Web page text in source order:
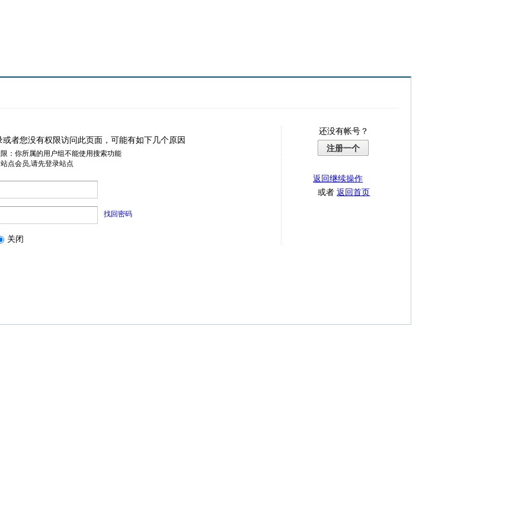
或者您没有权限访问此页面，可能有如下几个原因
：你所属的用户组不能使用搜索功能
点会员,请先登录站点
找回密码
关闭
还没有帐号？
注册一个
返回继续操作
或者返回首页